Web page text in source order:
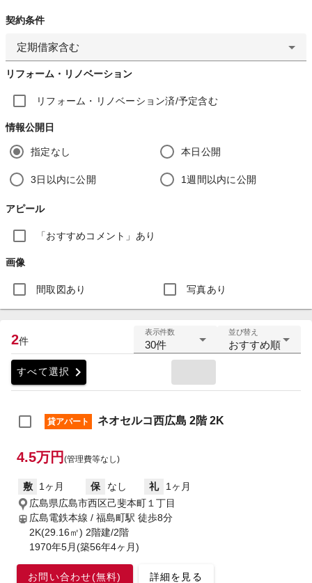
契約条件
定期借家含む
リフォーム・リノベーション
リフォーム・リノベーション済/予定含む
情報公開日
指定なし 本日公開
3日以内に公開 1週間以内に公開
アピール
「おすすめコメント」あり
画像
間取図あり 写真あり
2件
表示件数
30件
並び替え
おすすめ順
すべて選択 chevron_right
貸アパート ネオセルコ西広島 2階 2K
4.5万円 (管理費等なし)
敷 1ヶ月 保 なし 礼
1ヶ月
広島県広島市西区己斐本町１丁目
広島電鉄本線 / 福島町駅 徒歩8分
2K(29.16㎡) 2階建/2階
1970年5月(築56年4ヶ月)
お問い合わせ(無料) 詳細を見る